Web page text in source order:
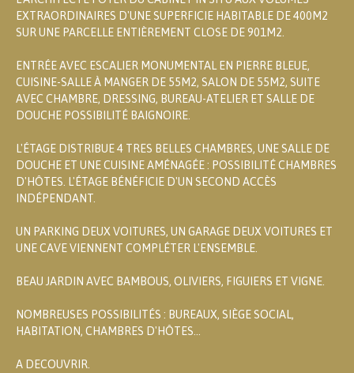
EXTRAORDINAIRES D'UNE SUPERFICIE HABITABLE DE 400M2
SUR UNE PARCELLE ENTIÈREMENT CLOSE DE 901M2.
ENTRÉE AVEC ESCALIER MONUMENTAL EN PIERRE BLEUE,
CUISINE-SALLE À MANGER DE 55M2, SALON DE 55M2, SUITE
AVEC CHAMBRE, DRESSING, BUREAU-ATELIER ET SALLE DE
DOUCHE POSSIBILITÉ BAIGNOIRE.
L'ÉTAGE DISTRIBUE 4 TRES BELLES CHAMBRES, UNE SALLE DE
DOUCHE ET UNE CUISINE AMÉNAGÉE : POSSIBILITÉ CHAMBRES
D'HÔTES. L'ÉTAGE BÉNÉFICIE D'UN SECOND ACCÈS
INDÉPENDANT.
UN PARKING DEUX VOITURES, UN GARAGE DEUX VOITURES ET
UNE CAVE VIENNENT COMPLÉTER L'ENSEMBLE.
BEAU JARDIN AVEC BAMBOUS, OLIVIERS, FIGUIERS ET VIGNE.
NOMBREUSES POSSIBILITÉS : BUREAUX, SIÈGE SOCIAL,
HABITATION, CHAMBRES D'HÔTES...
A DECOUVRIR.